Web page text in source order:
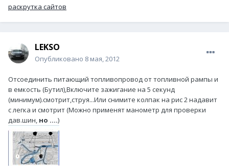
раскрутка сайтов
LEKSO
Опубликовано 8 мая, 2012
Отсоединить питающий топливопровод от топливной рампы и
в емкость (Бутил),Включите зажигание на 5 секунд
(минимум).смотрит,струя...Или снимите колпак на рис 2 надавит
с легка и смотрит (Можно применят манометр для проверки
дав.шин, но ....)